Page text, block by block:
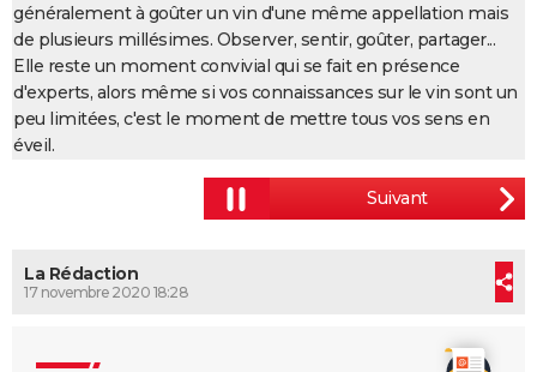
Dictionnaire
Biographies
Citations
Expressions
Proverbes
PROGRAMME TV
COPAINS D'AVANT
S'inscrire
Se connecter
Lycées
Collèges
Primaires
Universités
Entreprises
Service militaire
Avis de recherche
AVIS DE DÉCÈS
généralement à goûter un vin d'une même appellation mais
de plusieurs millésimes. Observer, sentir, goûter, partager...
Elle reste un moment convivial qui se fait en présence
d'experts, alors même si vos connaissances sur le vin sont un
peu limitées, c'est le moment de mettre tous vos sens en
éveil.
La Rédaction
17 novembre 2020 18:28